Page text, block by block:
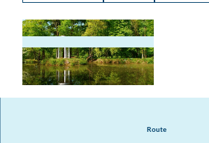
Route
Das Auengebiet ist 5.900 Hektar groß und